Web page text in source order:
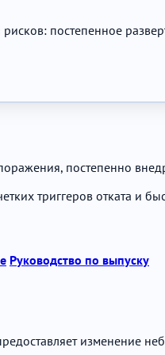
постепенное
постепенно
триггеров отката и
Руководство по выпуску
изменение